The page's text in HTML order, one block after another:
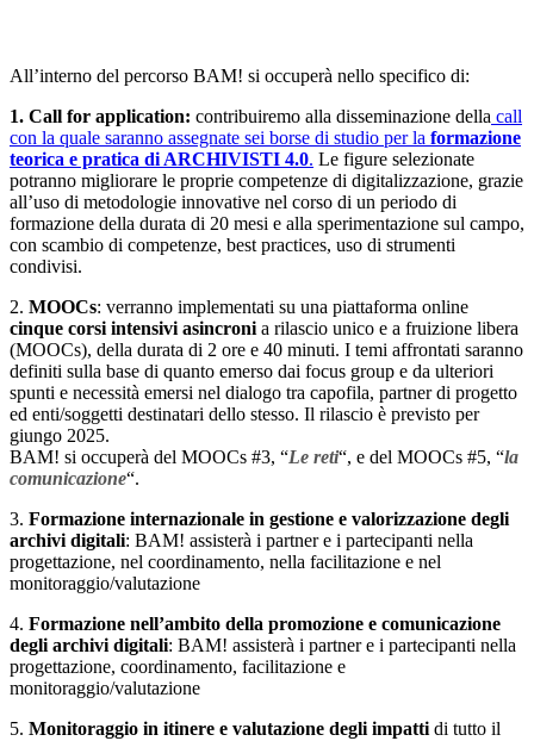
All’interno del percorso BAM! si occuperà nello specifico di:
1. Call for application: contribuiremo alla disseminazione della call
con la quale saranno assegnate sei borse di studio per la formazione
teorica e pratica di ARCHIVISTI 4.0. Le figure selezionate
potranno migliorare le proprie competenze di digitalizzazione, grazie
all’uso di metodologie innovative nel corso di un periodo di
formazione della durata di 20 mesi e alla sperimentazione sul campo,
con scambio di competenze, best practices, uso di strumenti
condivisi.
2. MOOCs: verranno implementati su una piattaforma online
cinque corsi intensivi asincroni a rilascio unico e a fruizione libera
(MOOCs), della durata di 2 ore e 40 minuti. I temi affrontati saranno
definiti sulla base di quanto emerso dai focus group e da ulteriori
spunti e necessità emersi nel dialogo tra capofila, partner di progetto
ed enti/soggetti destinatari dello stesso. Il rilascio è previsto per
giungo 2025.
BAM! si occuperà del MOOCs #3, “Le reti“, e del MOOCs #5, “la
comunicazione“.
3. Formazione internazionale in gestione e valorizzazione degli
archivi digitali: BAM! assisterà i partner e i partecipanti nella
progettazione, nel coordinamento, nella facilitazione e nel
monitoraggio/valutazione
4. Formazione nell’ambito della promozione e comunicazione
degli archivi digitali: BAM! assisterà i partner e i partecipanti nella
progettazione, coordinamento, facilitazione e
monitoraggio/valutazione
5. Monitoraggio in itinere e valutazione degli impatti di tutto il